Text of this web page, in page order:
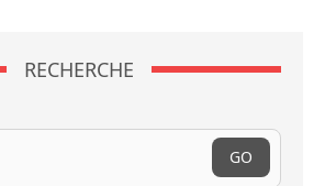
RECHERCHE
GO